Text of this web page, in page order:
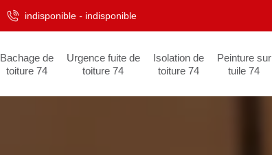
indisponible - indisponible
Bachage de
toiture 74
Urgence fuite de
toiture 74
Isolation de
toiture 74
Peinture sur
tuile 74